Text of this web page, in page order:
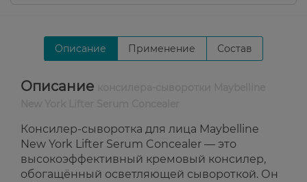
Описание Применение Состав
Описание
Консилер-сыворотка для лица Maybelline
New York Lifter Serum Concealer — это
высокоэффективный кремовый консилер,
обогащённый осветляющей сывороткой. Он